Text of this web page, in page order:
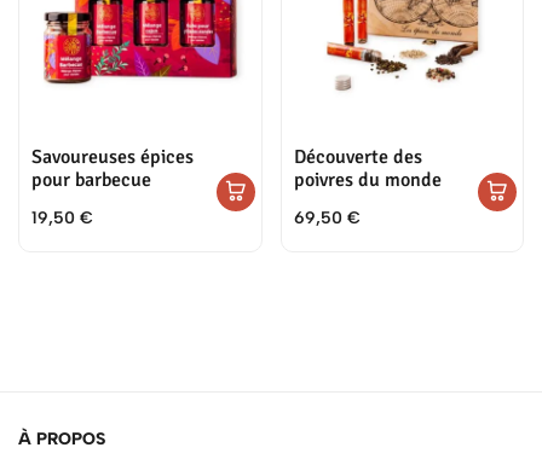
Savoureuses épices
pour barbecue
19,50 €
Découverte des
poivres du monde
69,50 €
À PROPOS